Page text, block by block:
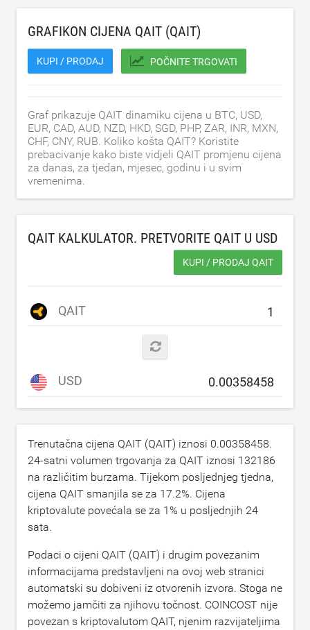
GRAFIKON CIJENA QAIT (QAIT)
KUPI / PRODAJ POČNITE TRGOVATI
Graf prikazuje QAIT dinamiku cijena u BTC, USD,
EUR, CAD, AUD, NZD, HKD, SGD, PHP, ZAR, INR, MXN,
CHF, CNY, RUB. Koliko košta QAIT? Koristite
prebacivanje kako biste vidjeli QAIT promjenu cijena
za danas, za tjedan, mjesec, godinu i u svim
vremenima.
QAIT KALKULATOR. PRETVORITE QAIT U USD
KUPI / PRODAJ QAIT
QAIT
USD
Trenutačna cijena QAIT (QAIT) iznosi 0.00358458.
24-satni volumen trgovanja za QAIT iznosi 132186
na različitim burzama. Tijekom posljednjeg tjedna,
cijena QAIT smanjila se za 17.2%. Cijena
kriptovalute povećala se za 1% u posljednjih 24
sata.
Podaci o cijeni QAIT (QAIT) i drugim povezanim
informacijama predstavljeni na ovoj web stranici
automatski su dobiveni iz otvorenih izvora. Stoga ne
možemo jamčiti za njihovu točnost. COINCOST nije
povezan s kriptovalutom QAIT, njenim razvijateljima